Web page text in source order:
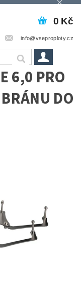
info@vseproploty.cz
0 Kč
6,0 PRO
DO